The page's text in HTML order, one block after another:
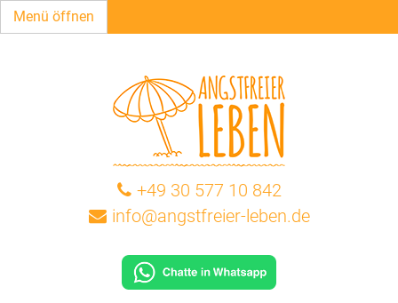
+49 30 577 10 842
info@angstfreier-leben.de
Menü öffnen